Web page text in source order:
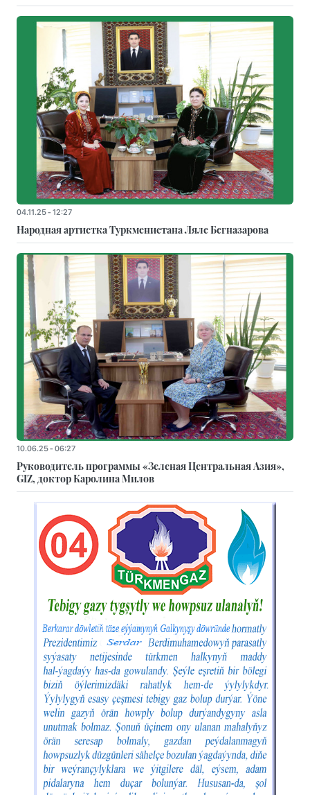
04.11.25 - 12:27
Народная артистка Туркменистана Ляле Бегназарова
10.06.25 - 06:27
Руководитель программы «Зеленая Центральная Азия»,
GIZ, доктор Каролина Милов